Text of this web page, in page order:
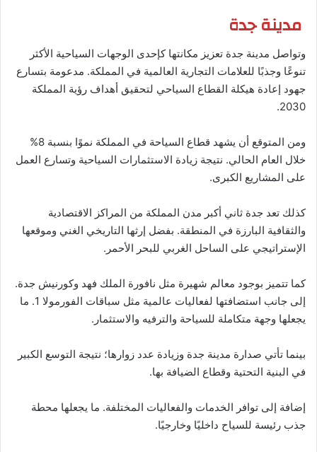
مدينة جدة
وتواصل مدينة جدة تعزيز مكانتها كإحدى الوجهات السياحية الأكثر
تنوعًا وجذبًا للعلامات التجارية العالمية في المملكة. مدعومة بتسارع
جهود إعادة هيكلة القطاع السياحي لتحقيق أهداف رؤية المملكة
2030.
ومن المتوقع أن يشهد قطاع السياحة في المملكة نموًا بنسبة 8%
خلال العام الحالي. نتيجة زيادة الاستثمارات السياحية وتسارع العمل
على المشاريع الكبرى.
كذلك تعد جدة ثاني أكبر مدن المملكة من المراكز الاقتصادية
والثقافية البارزة في المنطقة. بفضل إرثها التاريخي الغني وموقعها
الإستراتيجي على الساحل الغربي للبحر الأحمر.
كما تتميز بوجود معالم شهيرة مثل نافورة الملك فهد وكورنيش جدة.
إلى جانب استضافتها لفعاليات عالمية مثل سباقات الفورمولا 1. ما
يجعلها وجهة متكاملة للسياحة والترفيه والاستثمار.
بينما تأتي صدارة مدينة جدة وزيادة عدد زوارها؛ نتيجة التوسع الكبير
في البنية التحتية وقطاع الضيافة بها.
إضافة إلى توافر الخدمات والفعاليات المختلفة. ما يجعلها محطة
جذب رئيسة للسياح داخليًا وخارجيًا.